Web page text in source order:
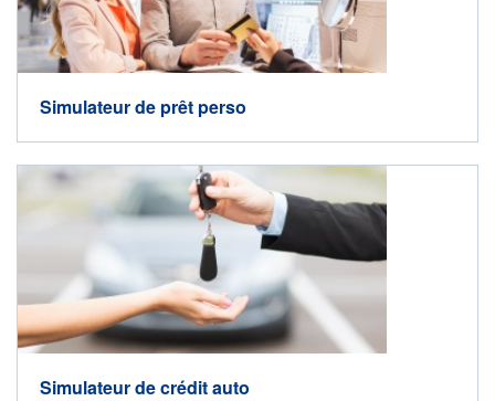
Simulateur de prêt perso
Simulateur de crédit auto